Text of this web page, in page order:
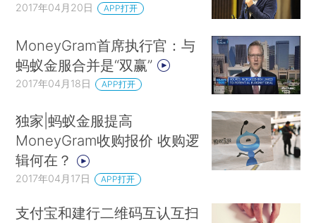
2017年04月20日 APP打开
MoneyGram首席执行官：与
蚂蚁金服合并是“双赢”
2017年04月18日 APP打开
独家|蚂蚁金服提高
MoneyGram收购报价 收购逻
辑何在？
2017年04月17日 APP打开
支付宝和建行二维码互认互扫